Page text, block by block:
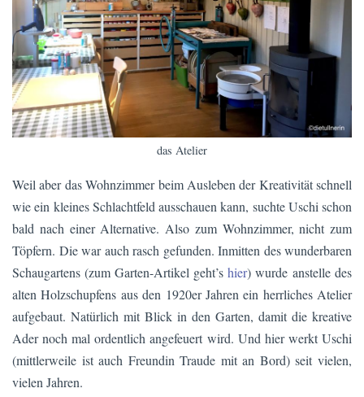
das Atelier
Weil aber das Wohnzimmer beim Ausleben der Kreativität schnell
wie ein kleines Schlachtfeld ausschauen kann, suchte Uschi schon
bald nach einer Alternative. Also zum Wohnzimmer, nicht zum
Töpfern. Die war auch rasch gefunden. Inmitten des wunderbaren
Schaugartens (zum Garten-Artikel geht’s hier) wurde anstelle des
alten Holzschupfens aus den 1920er Jahren ein herrliches Atelier
aufgebaut. Natürlich mit Blick in den Garten, damit die kreative
Ader noch mal ordentlich angefeuert wird. Und hier werkt Uschi
(mittlerweile ist auch Freundin Traude mit an Bord) seit vielen,
vielen Jahren.